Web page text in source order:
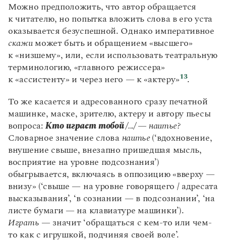
Можно предположить, что автор обращается
к читателю, но попытка вложить слова в его уста
оказывается безуспешной. Однако императивное
скажиможет быть и обращением «высшего»
к «низшему», или, если использовать театральную
терминологию, «главного режиссера»
к «ассистенту» и через него — к «актеру»13.
То же касается и адресованного сразу печатной
машинке, маске, зрителю, актеру и автору пьесы
вопроса:Кто играет тобой/.../ — наитье?
Словарное значение слова наитье (‘вдохновение,
внушение свыше, внезапно пришедшая мысль,
восприятие на уровне подсознания’)
обыгрывается, включаясь в оппозицию «вверху —
внизу» (‘свыше — на уровне говорящего / адресата
высказывания’, ‘в сознании — в подсознании’, ‘на
листе бумаги — на клавиатуре машинки’).
Играть — значит ‘обращаться с кем-то или чем-
то как с игрушкой, подчиняя своей воле’.